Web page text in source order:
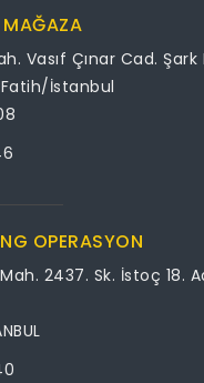
MAĞAZA
Vasıf Çınar Cad. Şark
İstanbul
OPERASYON
2437. Sk. İstoç 18.